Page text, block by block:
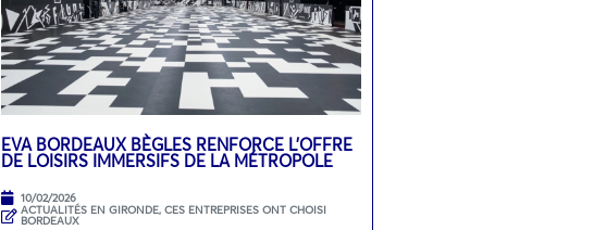
EVA BORDEAUX BÈGLES RENFORCE L’OFFRE
DE LOISIRS IMMERSIFS DE LA MÉTROPOLE
10/02/2026
ACTUALITÉS EN GIRONDE, CES ENTREPRISES ONT CHOISI
BORDEAUX